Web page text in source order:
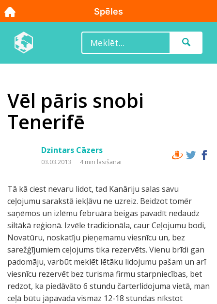
Vēl pāris snobi
Tenerifē
Dzintars Cāzers
03.03.2013 4 min lasīšanai
Tā kā ciest nevaru lidot, tad Kanāriju salas savu
ceļojumu sarakstā iekļāvu ne uzreiz. Beidzot tomēr
saņēmos un izlēmu februāra beigas pavadīt nedaudz
siltākā reģionā. Izvēle tradicionāla, caur Ceļojumu bodi,
Novatūru, noskatīju pieņemamu viesnīcu un, bez
sarežģījumiem ceļojums tika rezervēts. Vienu brīdi gan
padomāju, varbūt meklēt lētāku lidojumu pašam un arī
viesnīcu rezervēt bez turisma firmu starpniecības, bet
redzot, ka piedāvāto 6 stundu čarterlidojuma vietā, man
ceļā būtu jāpavada vismaz 12-18 stundas nīkstot